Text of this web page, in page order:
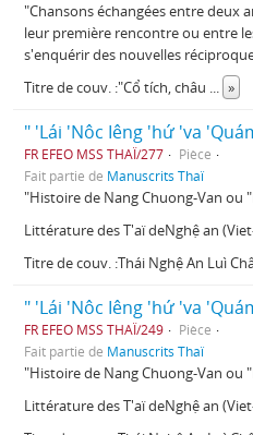
"Chansons échangées entre deux
leur première rencontre ou entre
s'enquérir des nouvelles
Titre de couv. :"Cổ tích, châu ... »
" 'Lái 'Nôc Iêng 'hứ 'va
FR EFEO MSS THAÏ/277
Pièce
Fait partie de Manuscrits Thaï
"Histoire de Nang Chuong-Van ou
Littérature des T'aï deNghệ an
Titre de couv. :Thái Nghệ An Luì
FR EFEO MSS THAÏ/249
Pièce
Fait partie de Manuscrits Thaï
"Histoire de Nang Chuong-Van ou
Littérature des T'aï deNghệ an